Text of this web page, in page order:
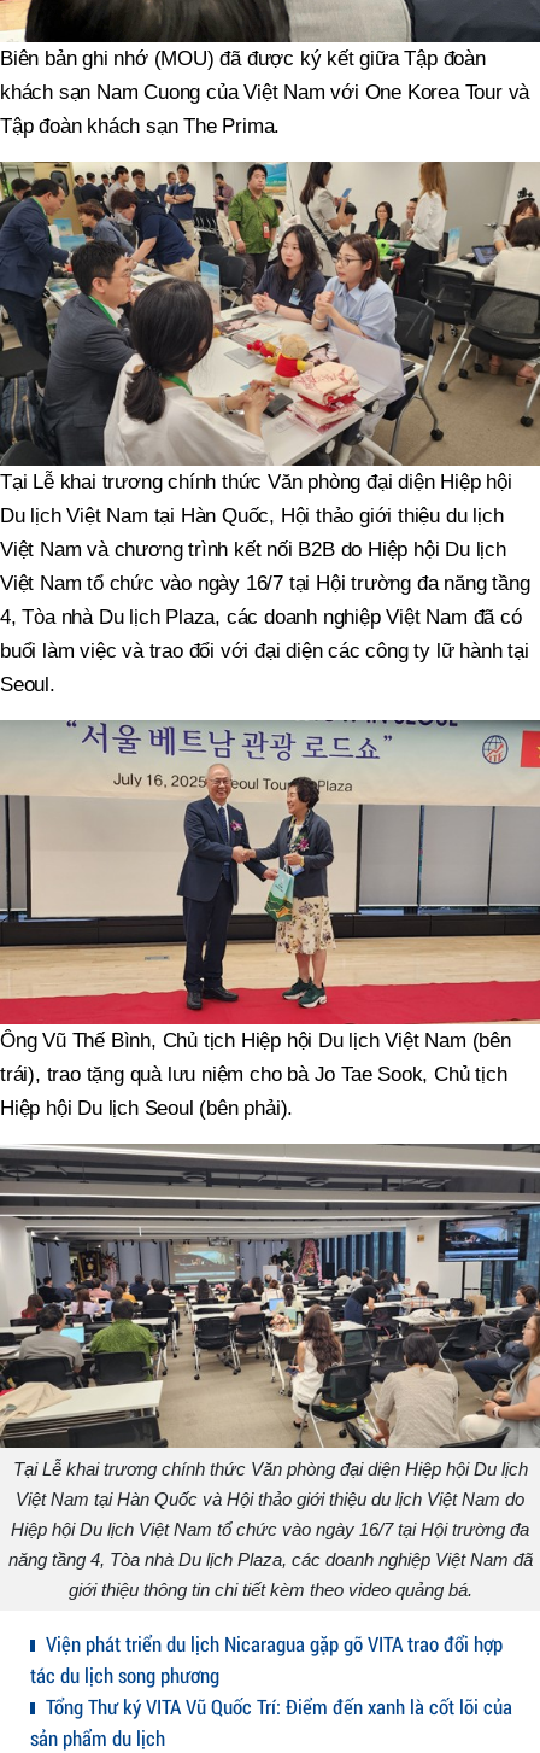
Biên bản ghi nhớ (MOU) đã được ký kết giữa Tập đoàn
khách sạn Nam Cuong của Việt Nam với One Korea Tour và
Tập đoàn khách sạn The Prima.
Tại Lễ khai trương chính thức Văn phòng đại diện Hiệp hội
Du lịch Việt Nam tại Hàn Quốc, Hội thảo giới thiệu du lịch
Việt Nam và chương trình kết nối B2B do Hiệp hội Du lịch
Việt Nam tổ chức vào ngày 16/7 tại Hội trường đa năng tầng
4, Tòa nhà Du lịch Plaza, các doanh nghiệp Việt Nam đã có
buổi làm việc và trao đổi với đại diện các công ty lữ hành tại
Seoul.
Ông Vũ Thế Bình, Chủ tịch Hiệp hội Du lịch Việt Nam (bên
trái), trao tặng quà lưu niệm cho bà Jo Tae Sook, Chủ tịch
Hiệp hội Du lịch Seoul (bên phải).
Tại Lễ khai trương chính thức Văn phòng đại diện Hiệp hội Du lịch
Việt Nam tại Hàn Quốc và Hội thảo giới thiệu du lịch Việt Nam do
Hiệp hội Du lịch Việt Nam tổ chức vào ngày 16/7 tại Hội trường đa
năng tầng 4, Tòa nhà Du lịch Plaza, các doanh nghiệp Việt Nam đã
giới thiệu thông tin chi tiết kèm theo video quảng bá.
Viện phát triển du lịch Nicaragua gặp gỡ VITA trao đổi hợp
tác du lịch song phương
Tổng Thư ký VITA Vũ Quốc Trí: Điểm đến xanh là cốt lõi của
sản phẩm du lịch